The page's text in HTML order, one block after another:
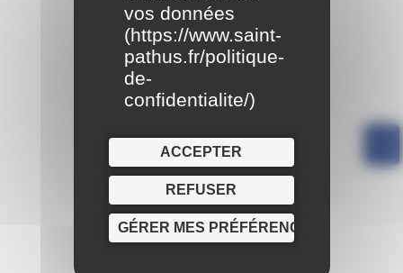
vos données
(https://www.saint-
pathus.fr/politique-
de-
confidentialite/)
ACCEPTER
REFUSER
GÉRER MES PRÉFÉRENCES